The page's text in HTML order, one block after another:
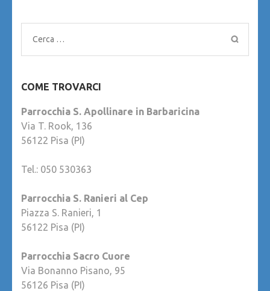
Ricerca
per:
COME TROVARCI
Parrocchia S. Apollinare in Barbaricina
Via T. Rook, 136
56122 Pisa (PI)
Tel.: 050 530363
Parrocchia S. Ranieri al Cep
Piazza S. Ranieri, 1
56122 Pisa (PI)
Parrocchia Sacro Cuore
Via Bonanno Pisano, 95
56126 Pisa (PI)